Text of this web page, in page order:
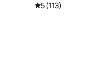
평점 5점(5점 만점),
5 (113)